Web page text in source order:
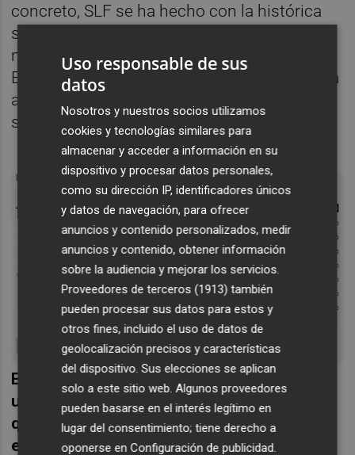
concreto, SLF se ha hecho con la histórica
sede del grupo SMA, un edicificio de 21.000
metros cuadrados, ubicado en la Avenida de
Emile Zola de París y que la compañía dejará
a finales de año para mudarse a una nueva
sede.
El inmueble data de 1966 y se eleva sobre
una parcela de 6.300 metros cuadrados,
que incluye zonas verdes, y en un
emplazamiento que presenta una "buena
Uso responsable de sus
datos
Nosotros y nuestros socios utilizamos
cookies y tecnologías similares para
almacenar y acceder a información en su
dispositivo y procesar datos personales,
como su dirección IP, identificadores únicos
y datos de navegación, para ofrecer
anuncios y contenido personalizados, medir
anuncios y contenido, obtener información
sobre la audiencia y mejorar los servicios.
Proveedores de terceros (1913) también
pueden procesar sus datos para estos y
otros fines, incluido el uso de datos de
geolocalización precisos y características
del dispositivo. Sus elecciones se aplican
solo a este sitio web. Algunos proveedores
pueden basarse en el interés legítimo en
lugar del consentimiento; tiene derecho a
oponerse enConfiguración de publicidad